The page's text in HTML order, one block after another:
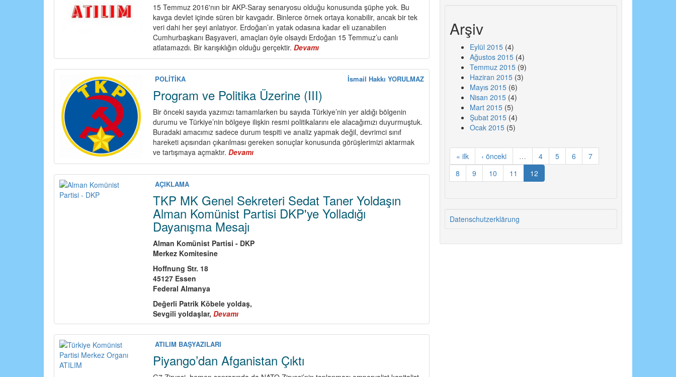
15 Temmuz 2016'nın bir AKP-Saray senaryosu olduğu konusunda şüphe yok. Bu
kavga devlet içinde süren bir kavgadır. Binlerce örnek ortaya konabilir, ancak bir tek
veri dahi her şeyi anlatıyor. Erdoğan’ın yatak odasına kadar eli uzanabilen
Cumhurbaşkanı Başyaveri, amaçları öyle olsaydı Erdoğan 15 Temmuz’u canlı
atlatamazdı. Bir karışıklığın olduğu gerçektir.Devamı
15
Temmuz
POLİTİKA İsmail Hakkı YORULMAZ
Program ve Politika Üzerine (III)
Bir önceki sayıda yazımızı tamamlarken bu sayıda Türkiye’nin yer aldığı bölgenin
durumu ve Türkiye’nin bölgeye ilişkin resmi politikalarını ele alacağımızı duyurmuştuk.
Buradaki amacımız sadece durum tespiti ve analiz yapmak değil, devrimci sınıf
hareketi açısından çıkarılması gereken sonuçlar konusunda görüşlerimizi aktarmak
ve tartışmaya açmaktır.Devamı
Program
ve
(III)
AÇIKLAMA
TKP MK Genel Sekreteri Sedat Taner Yoldaşın
Alman Komünist Partisi DKP'ye Yolladığı
Dayanışma Mesajı
Alman Komünist Partisi - DKP
Merkez Komitesine
Hoffnung Str. 18
45127 Essen
Federal Almanya
Değerli Patrik Köbele yoldaş,
Sevgili yoldaşlar, Devamı
TKP
MK
Sedat
Taner
ATILIM BAŞYAZILARI
Piyango’dan Afganistan Çıktı
Arşiv
Eylül 2015(4)
Ağustos 2015(4)
Temmuz 2015(9)
Haziran 2015(3)
Mayıs 2015(6)
Nisan 2015(4)
Mart 2015(5)
Şubat 2015(4)
Ocak 2015(5)
« ilk ‹ önceki … 4 5 6
7
8
9 10 11 12
Datenschutzerklärung